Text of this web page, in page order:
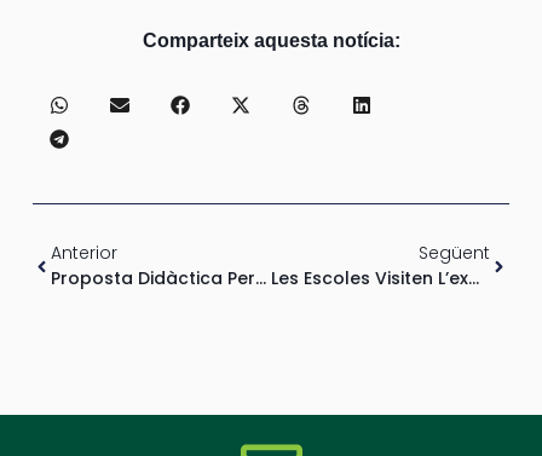
Comparteix aquesta notícia:
Anterior
Proposta Didàctica Per A Les Escoles A L’exposició Cubisme I Terracota
Següent
Les Escoles Visiten L’exposició Cubisme I Terracota